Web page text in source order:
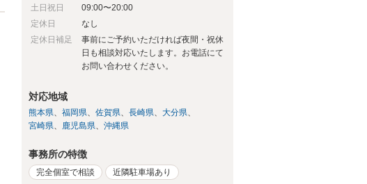
土日祝日
09:00〜20:00
定休日
なし
定休日補足
事前にご予約いただければ夜間・祝休
日も相談対応いたします。お電話にて
お問い合わせください。
対応地域
熊本県 福岡県 佐賀県 長崎県
大分県
宮崎県
鹿児島県 沖縄県
事務所の特徴
完全個室で相談 近隣駐車場あり